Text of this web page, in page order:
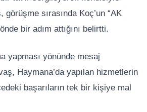
sırasında Koç’un “AK
bir adım attığını belirtti.
yapması yönünde mesaj
Haymana’da yapılan hizmetlerin
başarıların tek bir kişiye mal